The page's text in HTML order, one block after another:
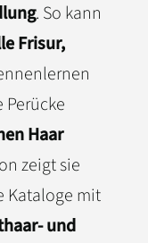
. So kann
Frisur,
Haar
zeigt sie
Kataloge mit
und